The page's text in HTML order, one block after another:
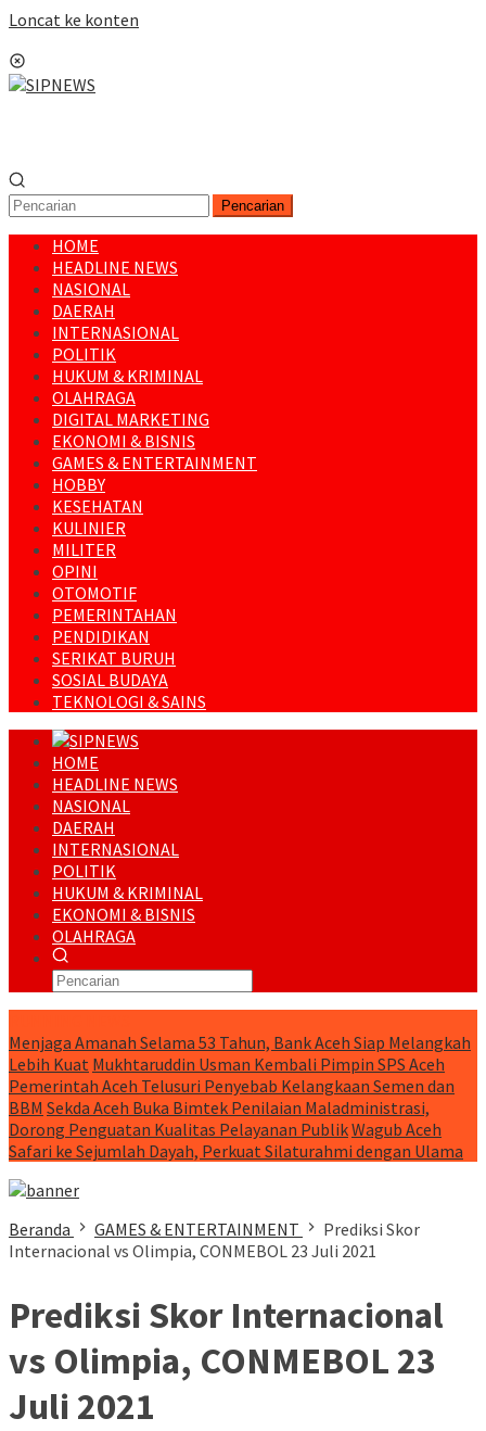
Loncat ke konten
Pencarian
HOME
HEADLINE NEWS
NASIONAL
DAERAH
INTERNASIONAL
POLITIK
HUKUM & KRIMINAL
OLAHRAGA
DIGITAL MARKETING
EKONOMI & BISNIS
GAMES & ENTERTAINMENT
HOBBY
KESEHATAN
KULINIER
MILITER
OPINI
OTOMOTIF
PEMERINTAHAN
PENDIDIKAN
SERIKAT BURUH
SOSIAL BUDAYA
TEKNOLOGI & SAINS
HOME
HEADLINE NEWS
NASIONAL
DAERAH
INTERNASIONAL
POLITIK
HUKUM & KRIMINAL
EKONOMI & BISNIS
OLAHRAGA
Menjaga Amanah Selama 53 Tahun, Bank Aceh Siap Melangkah
Lebih Kuat Mukhtaruddin Usman Kembali Pimpin SPS Aceh
Pemerintah Aceh Telusuri Penyebab Kelangkaan Semen dan
BBM Sekda Aceh Buka Bimtek Penilaian Maladministrasi,
Dorong Penguatan Kualitas Pelayanan PublikWagub Aceh
Safari ke Sejumlah Dayah, Perkuat Silaturahmi dengan Ulama
Beranda GAMES & ENTERTAINMENT
Prediksi Skor
Internacional vs Olimpia, CONMEBOL 23 Juli 2021
Prediksi Skor Internacional
vs Olimpia, CONMEBOL 23
Juli 2021